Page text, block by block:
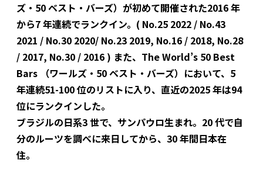
ズ・50 ベスト・バーズ）が初めて開催された2016 年
から7 年連続でランクイン。( No.25 2022 / No.43
2021 / No.30 2020/ No.23 2019, No.16 / 2018, No.28
/ 2017, No.30 / 2016 ) また、The World’s 50 Best
Bars （ワールズ・50 ベスト・バーズ）において、5
年連続51-100 位のリストに入り、直近の2025 年は94
位にランクインした。
ブラジルの日系3 世で、サンパウロ生まれ。20 代で自
分のルーツを調べに来日してから、30 年間日本在
住。